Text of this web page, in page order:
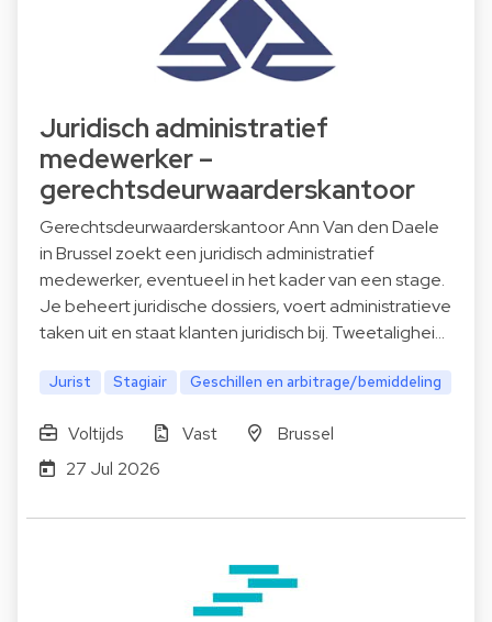
Juridisch administratief
medewerker –
gerechtsdeurwaarderskantoor
Gerechtsdeurwaarderskantoor Ann Van den Daele
in Brussel zoekt een juridisch administratief
medewerker, eventueel in het kader van een stage.
Je beheert juridische dossiers, voert administratieve
taken uit en staat klanten juridisch bij. Tweetalighei…
Jurist Stagiair Geschillen en arbitrage/bemiddeling
Voltijds Vast
Brussel
27 Jul 2026